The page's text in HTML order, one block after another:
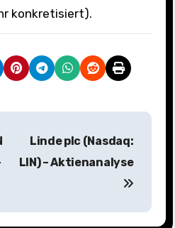
konkretisiert).
Linde plc (Nasdaq:
LIN) – Aktienanalyse